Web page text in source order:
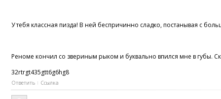
У тебя классная пизда! В ней беспричинно сладко, постанывая с
Реноме кончил со звериным рыком и буквально впился мне в губы.
32rtrgt435gtt6g6hg8
Ответить Ссылка